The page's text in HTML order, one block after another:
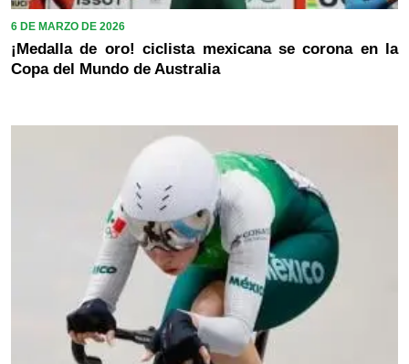
6 DE MARZO DE 2026
¡Medalla de oro! ciclista mexicana se corona en la
Copa del Mundo de Australia